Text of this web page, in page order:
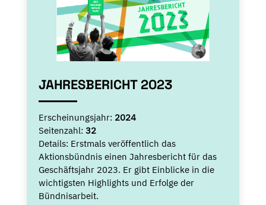
JAHRESBERICHT 2023
Erscheinungsjahr: 2024
Seitenzahl: 32
Details: Erstmals veröffentlich das
Aktionsbündnis einen Jahresbericht für das
Geschäftsjahr 2023. Er gibt Einblicke in die
wichtigsten Highlights und Erfolge der
Bündnisarbeit.